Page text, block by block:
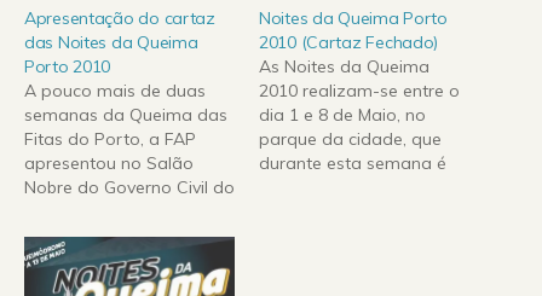
Apresentação do cartaz
das Noites da Queima
Porto 2010
A pouco mais de duas
semanas da Queima das
Fitas do Porto, a FAP
apresentou no Salão
Nobre do Governo Civil do
da Queima para a edição
de 2010. A grande
novidade no cartaz deste
Noites da Queima Porto
2010 (Cartaz Fechado)
As Noites da Queima
2010 realizam-se entre o
dia 1 e 8 de Maio, no
parque da cidade, que
durante esta semana é